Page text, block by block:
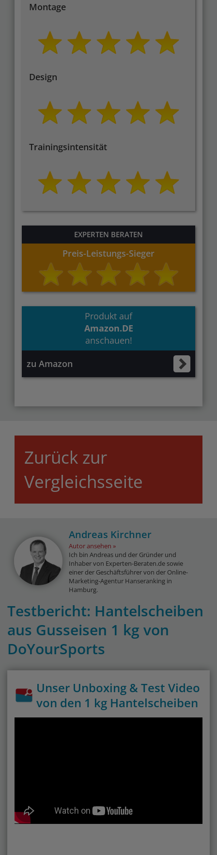
Montage
Design
Trainingsintensität
EXPERTEN BERATEN
Preis-Leistungs-Sieger
Produkt auf
Amazon.DE
anschauen!
zu Amazon
Zurück zur
Vergleichsseite
Andreas Kirchner
Autor ansehen
Ich bin Andreas und der Gründer und
Inhaber von Experten-Beraten.de sowie
einer der Geschäftsführer von der Online-
Marketing-Agentur Hanseranking in
Hamburg.
Testbericht: Hantelscheiben
aus Gusseisen 1 kg von
DoYourSports
Unser Unboxing & Test Video
von den 1 kg Hantelscheiben